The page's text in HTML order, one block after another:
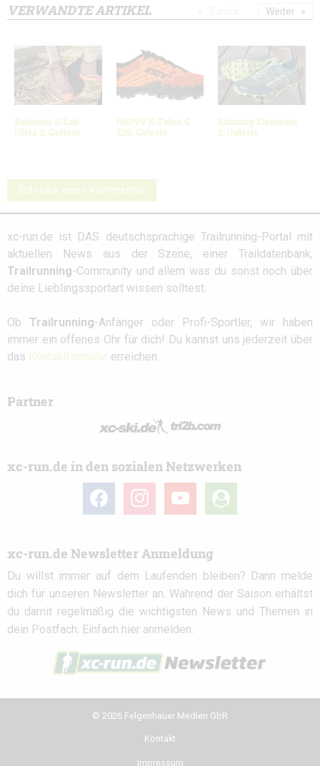
VERWANDTE ARTIKEL
Salomon S/Lab
Ultra 3: Galerie
INOV8 X-Talon G
235: Galerie
Salming Elements
2: Galerie
Weiter
Schreibe einen Kommentar
xc-run.de ist DAS deutschsprachige Trailrunning-Portal mit
aktuellen News aus der Szene, einer Traildatenbank,
Trailrunning-Community und allem was du sonst noch über
deine Lieblingssportart wissen solltest.
Ob Trailrunning-Anfänger oder Profi-Sportler, wir haben
immer ein offenes Ohr für dich! Du kannst uns jederzeit über
das Kontaktformular erreichen.
Partner
xc-run.de in den sozialen Netzwerken
facebook instagram youtube
user-
circle
xc-run.de Newsletter Anmeldung
Du willst immer auf dem Laufenden bleiben? Dann melde
dich für unseren Newsletter an. Während der Saison erhältst
du damit regelmäßig die wichtigsten News und Themen in
dein Postfach. Einfach hier anmelden:
© 2026 Felgenhauer Medien GbR
Kontakt
Impressum